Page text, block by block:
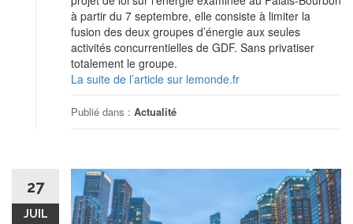
à partir du 7 septembre, elle consiste à limiter la
fusion des deux groupes d’énergie aux seules
activités concurrentielles de GDF. Sans privatiser
totalement le groupe.
La suite de l’article sur lemonde.fr
Publié dans : Actualité
27
JUIL